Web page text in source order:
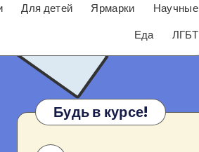
Для детей Ярмарки
Научные
Еда
ЛГБТ
Будь в курсе!